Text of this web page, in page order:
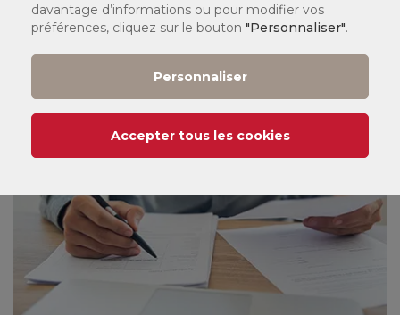
Droit
davantage d’informations ou pour modifier vos
préférences, cliquez sur le bouton "Personnaliser".
Personnaliser
Accepter tous les cookies